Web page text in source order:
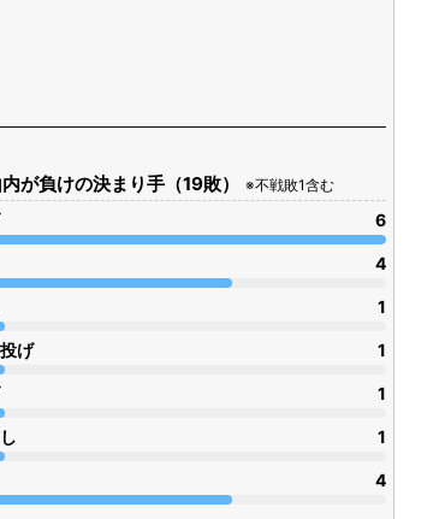
が負けの決まり手（19敗） ※不戦敗1含む
6
4
1
げ 1
1
1
4